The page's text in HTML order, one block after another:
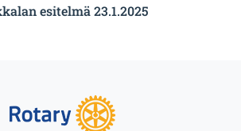
esitelmä 23.1.2025